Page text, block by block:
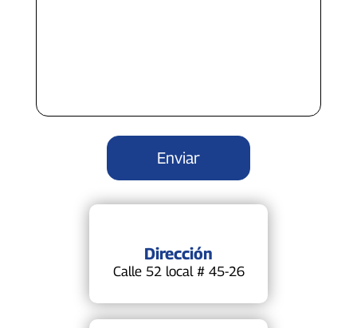
Dirección
Calle 52 local # 45-26